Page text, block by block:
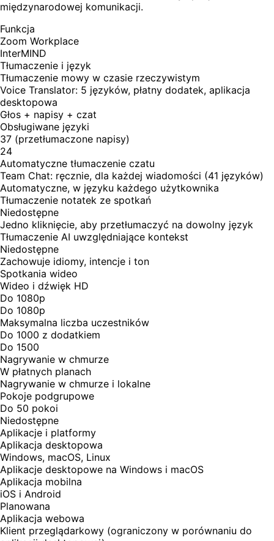
międzynarodowej komunikacji.
Funkcja
Zoom Workplace
InterMIND
Tłumaczenie i język
Tłumaczenie mowy w czasie rzeczywistym
Voice Translator: 5 języków, płatny dodatek, aplikacja
desktopowa
Głos + napisy + czat
Obsługiwane języki
37 (przetłumaczone napisy)
24
Automatyczne tłumaczenie czatu
Team Chat: ręcznie, dla każdej wiadomości (41 języków)
Automatyczne, w języku każdego użytkownika
Tłumaczenie notatek ze spotkań
Niedostępne
Jedno kliknięcie, aby przetłumaczyć na dowolny język
Tłumaczenie AI uwzględniające kontekst
Niedostępne
Zachowuje idiomy, intencje i ton
Spotkania wideo
Wideo i dźwięk HD
Do 1080p
Do 1080p
Maksymalna liczba uczestników
Do 1000 z dodatkiem
Do 1500
Nagrywanie w chmurze
W płatnych planach
Nagrywanie w chmurze i lokalne
Pokoje podgrupowe
Do 50 pokoi
Niedostępne
Aplikacje i platformy
Aplikacja desktopowa
Windows, macOS, Linux
Aplikacje desktopowe na Windows i macOS
Aplikacja mobilna
iOS i Android
Planowana
Aplikacja webowa
Klient przeglądarkowy (ograniczony w porównaniu do